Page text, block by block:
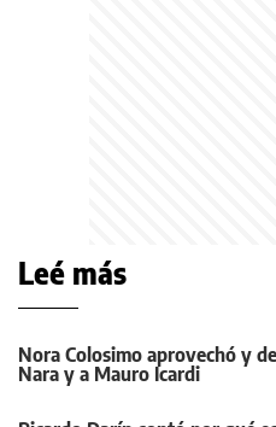
Leé más
Nora Colosimo aprovechó y
Nara y a Mauro Icardi